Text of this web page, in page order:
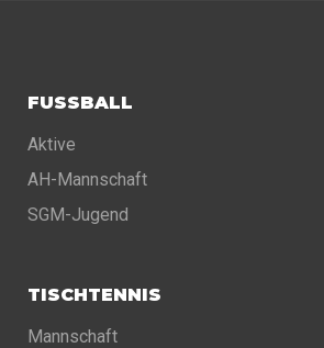
FUSSBALL
Aktive
AH-Mannschaft
SGM-Jugend
TISCHTENNIS
Mannschaft